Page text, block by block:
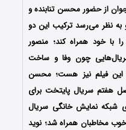
جوان از حضور محسن تنابنده و
به نظر می‌رسد ترکیب این دو
با خود همراه کند؛ منصور
چون وفا و ساخت
این فیلم نیز هست؛ محسن
هفتم سریال پایتخت برای
برای شبکه نمایش خانگی سریال
خوب مخاطبان همراه شد؛ نوید